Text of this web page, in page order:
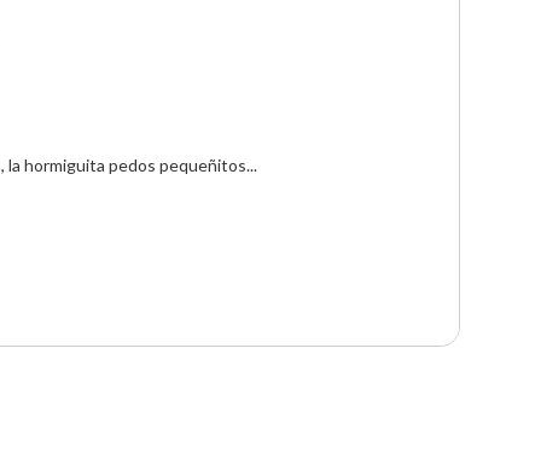
la hormiguita pedos pequeñitos...